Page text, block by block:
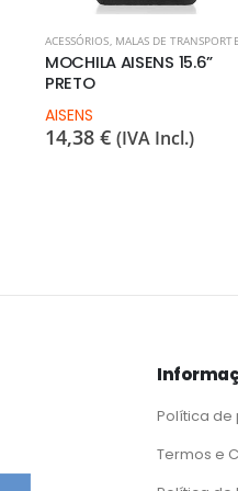
ACESSÓRIOS, MALAS DE TRANSPORTE
MOCHILA AISENS 15.6”
PRETO
AISENS
14,38 € (IVA Incl.)
Política de
Termos e